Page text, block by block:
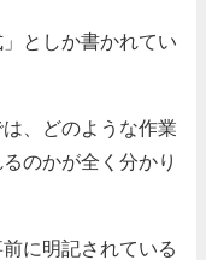
としか書かれてい
、どのような作業
のかが全く分かり
に明記されている